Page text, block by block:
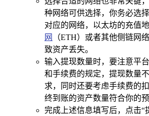
种网络可供选择，你务必选
对应的网络，以太坊的充值
网
（ETH）或者其他侧链网
致资产丢失。
输入提现数量时，要注意平
和手续费的规定，提现数量
求，同时还要考虑手续费的
终到账的资产数量符合你的预
完成上述信息填写后，点击“